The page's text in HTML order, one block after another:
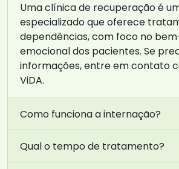
Uma clínica de recuperação é
especializado que oferece
dependências, com foco no
emocional dos pacientes. Se
informações, entre em contato
ViDA.
Como funciona a internação?
Qual o tempo de tratamento?